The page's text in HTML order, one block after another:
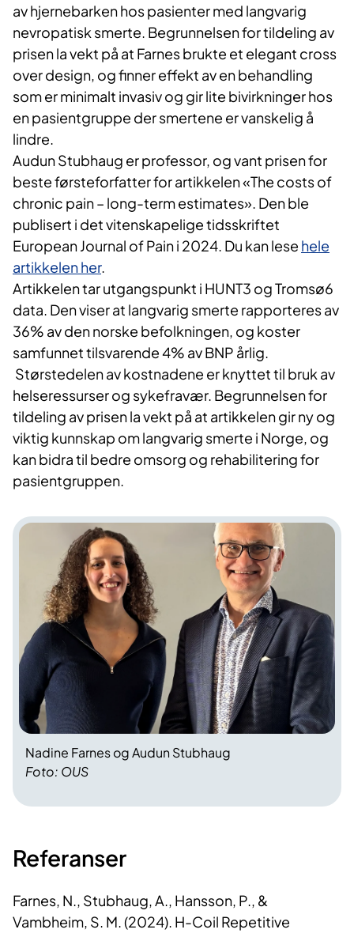
av hjernebarken hos pasienter med langvarig
nevropatisk smerte. Begrunnelsen for tildeling av
prisen la vekt på at Farnes brukte et elegant cross
over design, og finner effekt av en behandling
som er minimalt invasiv og gir lite bivirkninger hos
en pasientgruppe der smertene er vanskelig å
lindre.
Audun Stubhaug er professor, og vant prisen for
beste førsteforfatter for artikkelen «The costs of
chronic pain – long-term estimates». Den ble
publisert i det vitenskapelige tidsskriftet
European Journal of Pain i 2024. Du kan lese hele
artikkelen her.
Artikkelen tar utgangspunkt i HUNT3 og Tromsø6
data. Den viser at langvarig smerte rapporteres av
36% av den norske befolkningen, og koster
samfunnet tilsvarende 4% av BNP årlig.
Størstedelen av kostnadene er knyttet til bruk av
helseressurser og sykefravær. Begrunnelsen for
tildeling av prisen la vekt på at artikkelen gir ny og
viktig kunnskap om langvarig smerte i Norge, og
kan bidra til bedre omsorg og rehabilitering for
pasientgruppen.
Foto: OUS
Nadine Farnes og Audun Stubhaug
Referanser
Farnes, N., Stubhaug, A., Hansson, P., &
Vambheim, S. M. (2024). H-Coil Repetitive